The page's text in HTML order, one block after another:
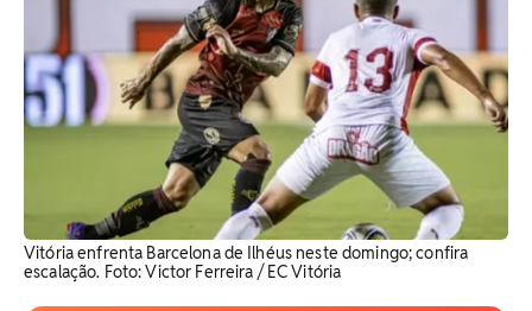
Vitória enfrenta Barcelona de Ilhéus neste domingo; confira
escalação. Foto: Victor Ferreira / EC Vitória